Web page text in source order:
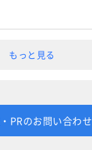
もっと見る
PRのお問い合わせ